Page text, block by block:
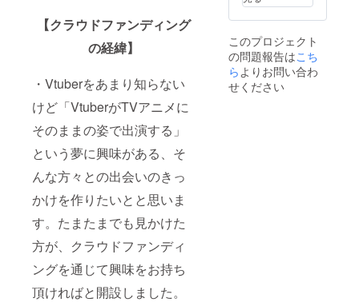
【クラウドファンディング
の経緯】
・Vtuberをあまり知らない
けど「VtuberがTVアニメに
そのままの姿で出演する」
という夢に興味がある、そ
んな方々との出会いのきっ
かけを作りたいとと思いま
す。たまたまでも見かけた
方が、クラウドファンディ
ングを通じて興味をお持ち
頂ければと開設しました。
す。 ⑦スタン
ド付きアクリル
コースター
絵柄 ：ス
ノー柄 サイ
ズ ：90mm
円形 提供方
このプロジェクト
の問題報告はこち
らよりお問い合わ
せください